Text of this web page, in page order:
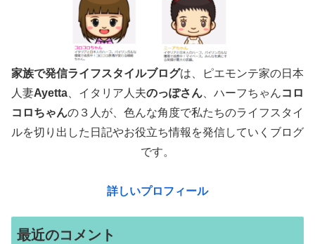
家族で発信ライフスタイルブログは、ピエモンテ家の日本
人妻Ayetta 、イタリア人夫のっぽさん 、ハーフちゃんコロ
コロちゃんの３人が、色んな角度で私たちのライフスタイ
ルを切り出した日記やお役立ち情報を発信していくブログ
です。
詳しいプロフィール
最近のコメント